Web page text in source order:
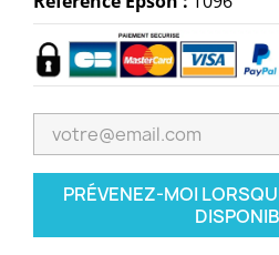
PRÉVENEZ-MOI